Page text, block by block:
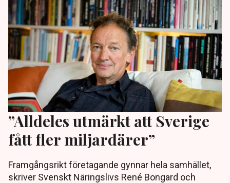
”Alldeles utmärkt att Sverige
fått fler miljardärer”
Framgångsrikt företagande gynnar hela samhället,
skriver Svenskt Näringslivs René Bongard och